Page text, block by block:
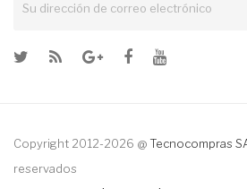
Copyright 2012-2026 @ Tecnocompras
reservados